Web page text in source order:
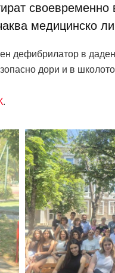
своевременно
медицинско
дефибрилатор в
дори и в
.